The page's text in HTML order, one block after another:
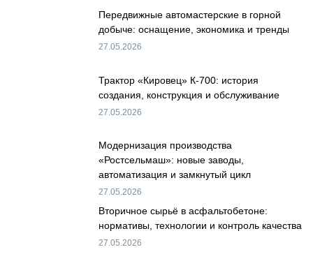
Передвижные автомастерские в горной
добыче: оснащение, экономика и тренды
27.05.2026
Трактор «Кировец» К-700: история
создания, конструкция и обслуживание
27.05.2026
Модернизация производства
«Ростсельмаш»: новые заводы,
автоматизация и замкнутый цикл
27.05.2026
Вторичное сырьё в асфальтобетоне:
нормативы, технологии и контроль качества
27.05.2026